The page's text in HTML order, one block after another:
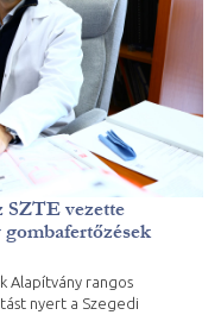
SZTE vezette
Alapítvány rangos
nyert a Szegedi